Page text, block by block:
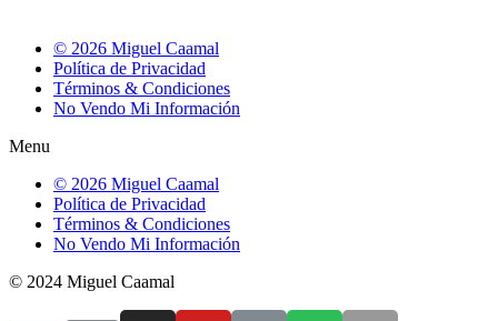
© 2026 Miguel Caamal
Política de Privacidad
Términos & Condiciones
No Vendo Mi Información
Menu
© 2026 Miguel Caamal
Política de Privacidad
Términos & Condiciones
No Vendo Mi Información
© 2024 Miguel Caamal